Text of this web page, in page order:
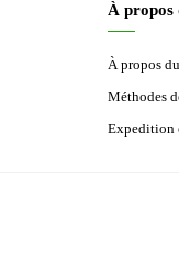
À propos
À propos
Méthodes
Expedition